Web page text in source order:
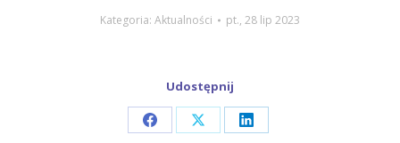
Kategoria: Aktualności pt., 28 lip 2023
Udostępnij
Share Share Share